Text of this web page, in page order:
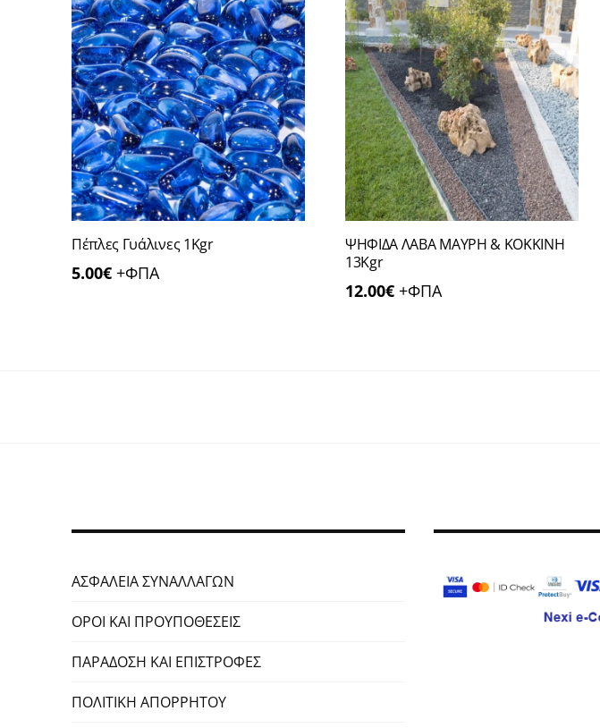
Πέπλες Γυάλινες 1Kgr
5.00€ +ΦΠΑ
ΨΗΦΙΔΑ ΛΑΒΑ ΜΑΥΡΗ & ΚΟΚΚΙΝΗ
13Kgr
12.00€ +ΦΠΑ
ΑΣΦΑΛΕΙΑ ΣΥΝΑΛΛΑΓΩΝ
ΟΡΟΙ ΚΑΙ ΠΡΟΥΠΟΘΕΣΕΙΣ
ΠΑΡΑΔΟΣΗ ΚΑΙ ΕΠΙΣΤΡΟΦΕΣ
ΠΟΛΙΤΙΚΗ ΑΠΟΡΡΗΤΟΥ